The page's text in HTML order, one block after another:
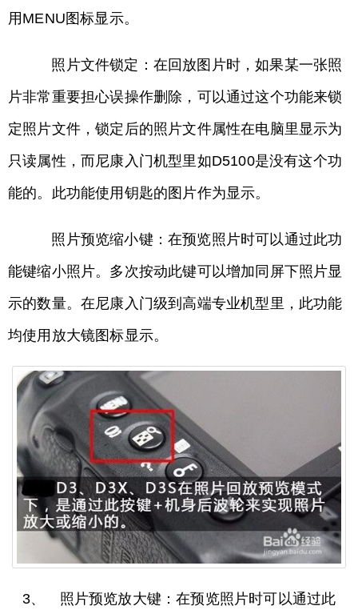
用MENU图标显示。
照片文件锁定：在回放图片时，如果某一张照
片非常重要担心误操作删除，可以通过这个功能来锁
定照片文件，锁定后的照片文件属性在电脑里显示为
只读属性，而尼康入门机型里如D5100是没有这个功
能的。此功能使用钥匙的图片作为显示。
照片预览缩小键：在预览照片时可以通过此功
能键缩小照片。多次按动此键可以增加同屏下照片显
示的数量。在尼康入门级到高端专业机型里，此功能
均使用放大镜图标显示。
3、 照片预览放大键：在预览照片时可以通过此